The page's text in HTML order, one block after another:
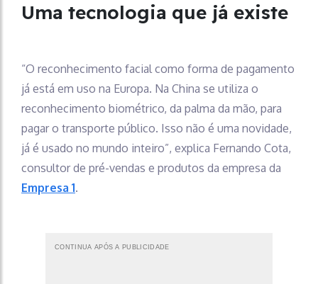
Uma tecnologia que já existe
“O reconhecimento facial como forma de pagamento
já está em uso na Europa. Na China se utiliza o
reconhecimento biométrico, da palma da mão, para
pagar o transporte público. Isso não é uma novidade,
já é usado no mundo inteiro”, explica Fernando Cota,
consultor de pré-vendas e produtos da empresa da
Empresa 1.
CONTINUA APÓS A PUBLICIDADE